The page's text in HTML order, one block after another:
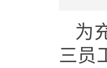
为
三员